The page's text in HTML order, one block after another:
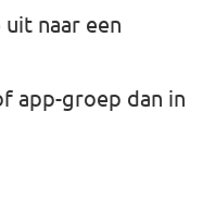
naar een
app-groep dan in